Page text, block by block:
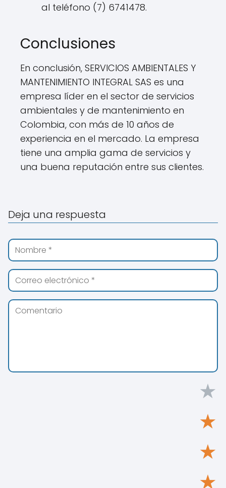
al teléfono (7) 6741478.
Conclusiones
En conclusión, SERVICIOS AMBIENTALES Y
MANTENIMIENTO INTEGRAL SAS es una
empresa líder en el sector de servicios
ambientales y de mantenimiento en
Colombia, con más de 10 años de
experiencia en el mercado. La empresa
tiene una amplia gama de servicios y
una buena reputación entre sus clientes.
Deja una respuesta
★
★
★
★